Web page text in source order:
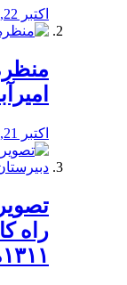
اکتبر 22, 2019
اکتبر 21, 2019
راه
۱۳۱۱ه ش